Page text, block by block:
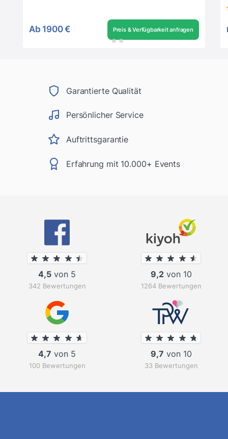
Ab 1900 € Preis & Verfügbarkeit anfragen
Garantierte Qualität
Persönlicher Service
Auftrittsgarantie
Erfahrung mit 10.000+ Events
4,5 von 5
342 Bewertungen
9,2von 10
1264 Bewertungen
4,7 von 5
100 Bewertungen
9,7 von 10
33 Bewertungen